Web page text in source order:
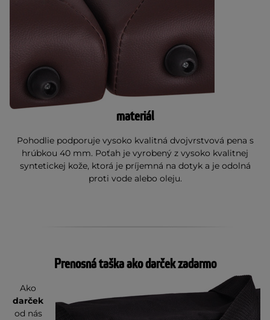
materiál
Pohodlie podporuje vysoko kvalitná dvojvrstvová pena s
hrúbkou 40 mm. Poťah je vyrobený z vysoko kvalitnej
syntetickej kože, ktorá je príjemná na dotyk a je odolná
proti vode alebo oleju.
Prenosná taška ako darček zadarmo
Ako
darček
od nás